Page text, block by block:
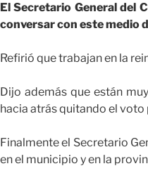
El Secretario General del
conversar con este medio
Refirió que trabajan en la
Dijo además que están
hacia atrás quitando el voto
Finalmente el Secretario
en el municipio y en la